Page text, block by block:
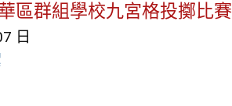
區群組學校九宮格投擲比賽
日